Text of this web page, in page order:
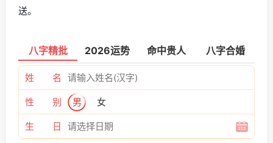
送。
八字精批 2026运势 命中贵人 八字合婚
姓 名
性 别 男 女
生 日